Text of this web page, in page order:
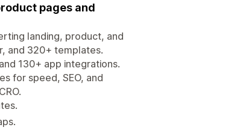
pages and
landing, product, and
and 320+ templates.
130+ app integrations.
for speed, SEO, and